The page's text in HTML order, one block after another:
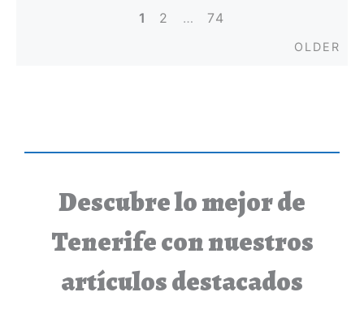
1 2 …
74
OLDER
Descubre lo mejor de
Tenerife con nuestros
artículos destacados